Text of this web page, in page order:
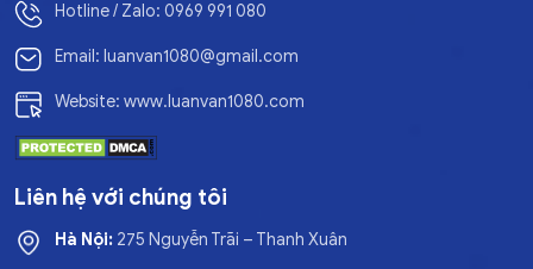
Hotline / Zalo: 0969 991 080
Email: luanvan1080@gmail.com
Website: www.luanvan1080.com
Liên hệ với chúng tôi
Hà Nội: 275 Nguyễn Trãi – Thanh Xuân